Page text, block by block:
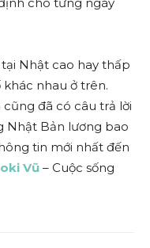
Nhật cao hay thấp
nhau ở trên.
đã có câu trả lời
Nhật Bản lương bao
tin mới nhất đến
Vũ – Cuộc sống